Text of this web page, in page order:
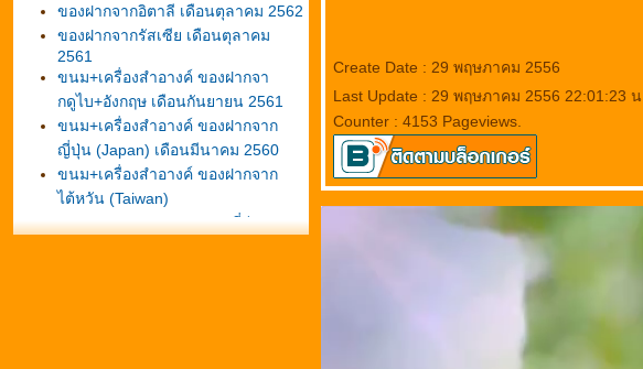
ของฝากจากอิตาลี เดือนตุลาคม 2562
ของฝากจากรัสเซีย เดือนตุลาคม
2561
ขนม+เครื่องสำอางค์ ของฝากจา
กดูไบ+อังกฤษ เดือนกันยายน 2561
ขนม+เครื่องสำอางค์ ของฝากจาก
ญี่ปุ่น (Japan) เดือนมีนาคม 2560
ขนม+เครื่องสำอางค์ ของฝากจาก
ไต้หวัน (Taiwan)
ขนม นม เนย จากประเทศญี่ปุ่น +
Create Date : 29 พฤษภาคม 2556
Last Update : 29 พฤษภาคม 2556 22:01:23 น.
Counter : 4153 Pageviews.